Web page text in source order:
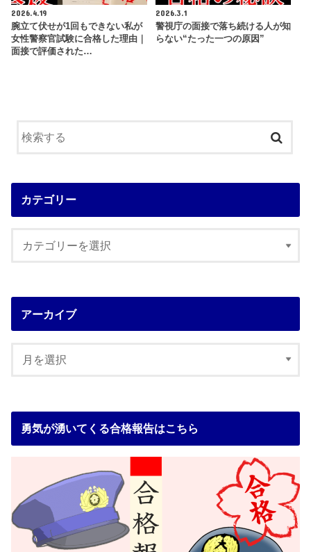
2026.4.19
腕立て伏せが1回もできない私が
女性警察官試験に合格した理由｜
面接で評価された…
2026.3.1
警視庁の面接で落ち続ける人が知
らない“たった一つの原因”
カテゴリー
アーカイブ
勇気が湧いてくる合格報告はこちら